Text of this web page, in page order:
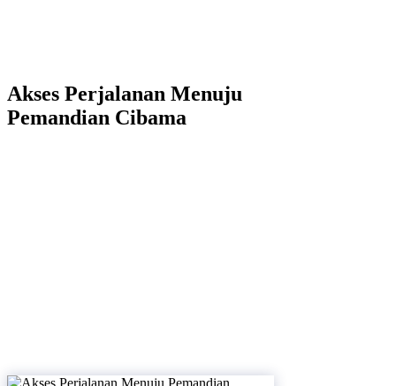
Akses Perjalanan Menuju
Pemandian Cibama